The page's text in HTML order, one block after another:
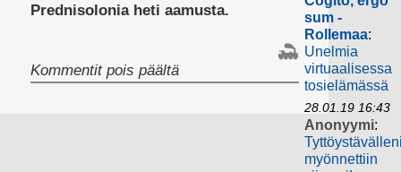
Prednisolonia heti aamusta.
Kommentit pois päältäartikkelissa
sum -
Rollemaa:
Unelmia
virtuaalisessa
tosielämässä
28.01.19 16:43
Anonyymi:
myönnettiin